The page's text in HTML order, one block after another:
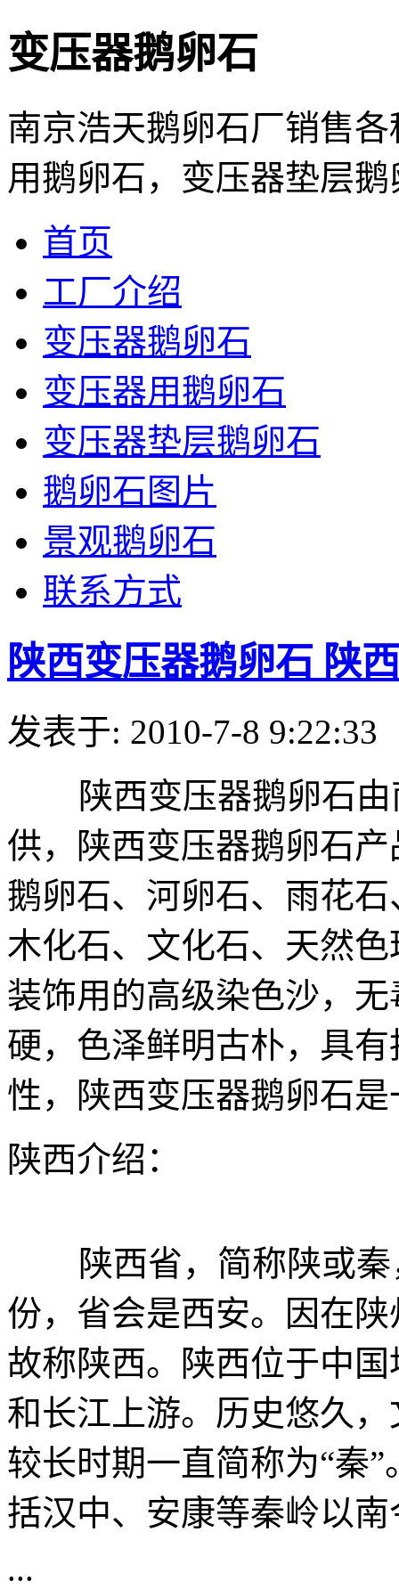
变压器鹅卵石
南京浩天鹅卵石厂销售
用鹅卵石，变压器垫层
首页
工厂介绍
变压器鹅卵石
变压器用鹅卵石
变压器垫层鹅卵石
鹅卵石图片
景观鹅卵石
联系方式
陕西变压器鹅卵石 陕
发表于: 2010-7-8 9:22:33
陕西变压器鹅卵石由
供，陕西变压器鹅卵石
鹅卵石、河卵石、雨花
木化石、文化石、天然
装饰用的高级染色沙，
硬，色泽鲜明古朴，具
性，陕西变压器鹅卵石
陕西介绍：
陕西省，简称陕或秦
份，省会是西安。因在
故称陕西。陕西位于中
和长江上游。历史悠久
较长时期一直简称为“秦
括汉中、安康等秦岭以
...